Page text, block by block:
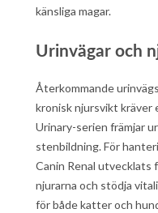
känsliga magar.
Urinvägar och
Återkommande
kronisk njursvikt kräver
Urinary-serien främjar
stenbildning. För
Canin Renal utvecklats
njurarna och stödja
för både katter och